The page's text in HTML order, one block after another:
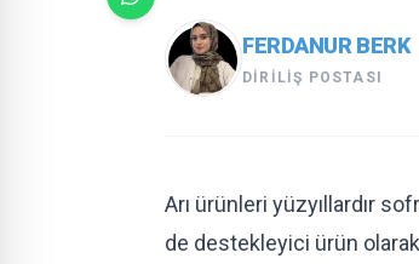
FERDANUR BERK
DIRILIŞ POSTASI
Arı ürünleri yüzyıllardır
de destekleyici ürün